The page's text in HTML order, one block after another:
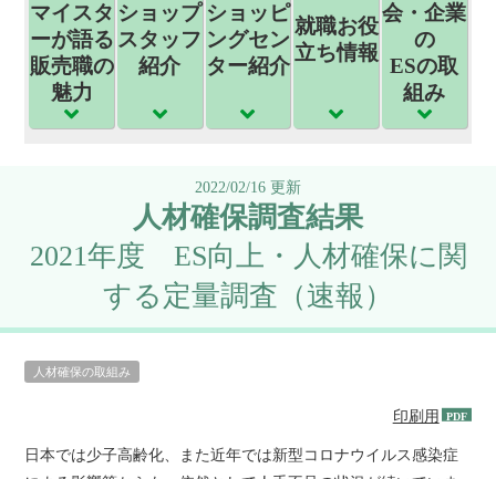
マイスタ
ーが語る
販売職の
魅力
ショップ
スタッフ
紹介
ショッピ
ングセン
ター紹介
就職お役
立ち情報
会・企業
の
ESの取
組み
2022/02/16 更新
人材確保調査結果
2021年度 ES向上・人材確保に関
する定量調査（速報）
人材確保の取組み
印刷用
日本では少子高齢化、また近年では新型コロナウイルス感染症